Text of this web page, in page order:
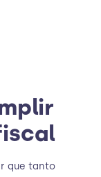
que tanto